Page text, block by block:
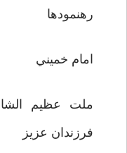
رهنمودها
امام خميني
ملت عظيم
فرزندان عزيز